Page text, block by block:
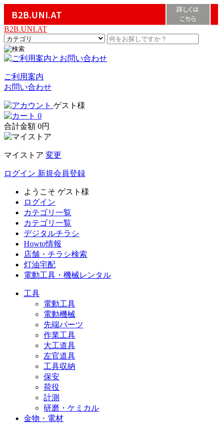
B2B.UNI.AT
詳しくは
こちら
B2B.UNI.AT
ご利用案内
お問い合わせ
ゲスト様
0
合計金額 0円
マイストア 変更
ログイン 新規会員登録
ようこそ ゲスト様
ログイン
カテゴリ一覧
カテゴリ一覧
デジタルチラシ
Howto情報
店舗・チラシ検索
灯油宅配
電動工具・機械レンタル
工具
電動工具
電動機械
先端パーツ
作業工具
大工道具
左官道具
工具収納
保安
荷役
計測
研磨・ケミカル
金物・電材